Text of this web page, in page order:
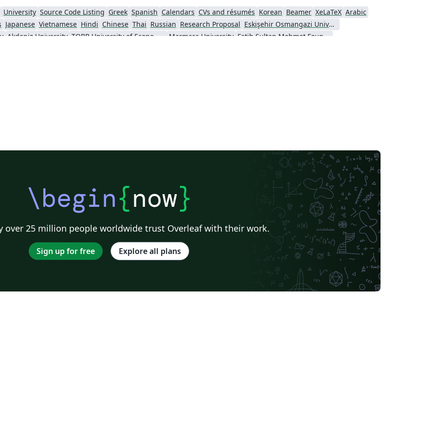
University Source Code Listing Greek Spanish Calendars CVs and résumés Korean Beamer XeLaTeX Arabic
Japanese Vietnamese Hindi Chinese Thai Russian Research Proposal
Eskişehir Osmangazi University
Akdeniz University TOBB University of Economics & Tchnology Marmara University
Fatih Sultan Mehmet Foundation University
\begin{now}
over 25 million people worldwide trust Overleaf with their work.
Sign up for free Explore all plans